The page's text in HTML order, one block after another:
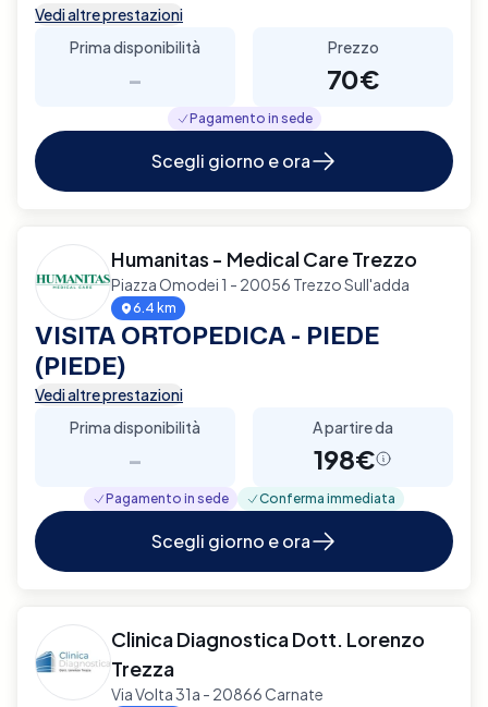
Vedi altre prestazioni
Prima disponibilità
-
Prezzo
70€
Pagamento in sede
Scegli giorno e ora
Humanitas - Medical Care Trezzo
Piazza Omodei 1 - 20056 Trezzo Sull'adda
6.4 km
VISITA ORTOPEDICA - PIEDE
(PIEDE)
Vedi altre prestazioni
Prima disponibilità
-
A partire da
198€
Pagamento in sede Conferma immediata
Scegli giorno e ora
Clinica Diagnostica Dott. Lorenzo
Trezza
Via Volta 31a - 20866 Carnate